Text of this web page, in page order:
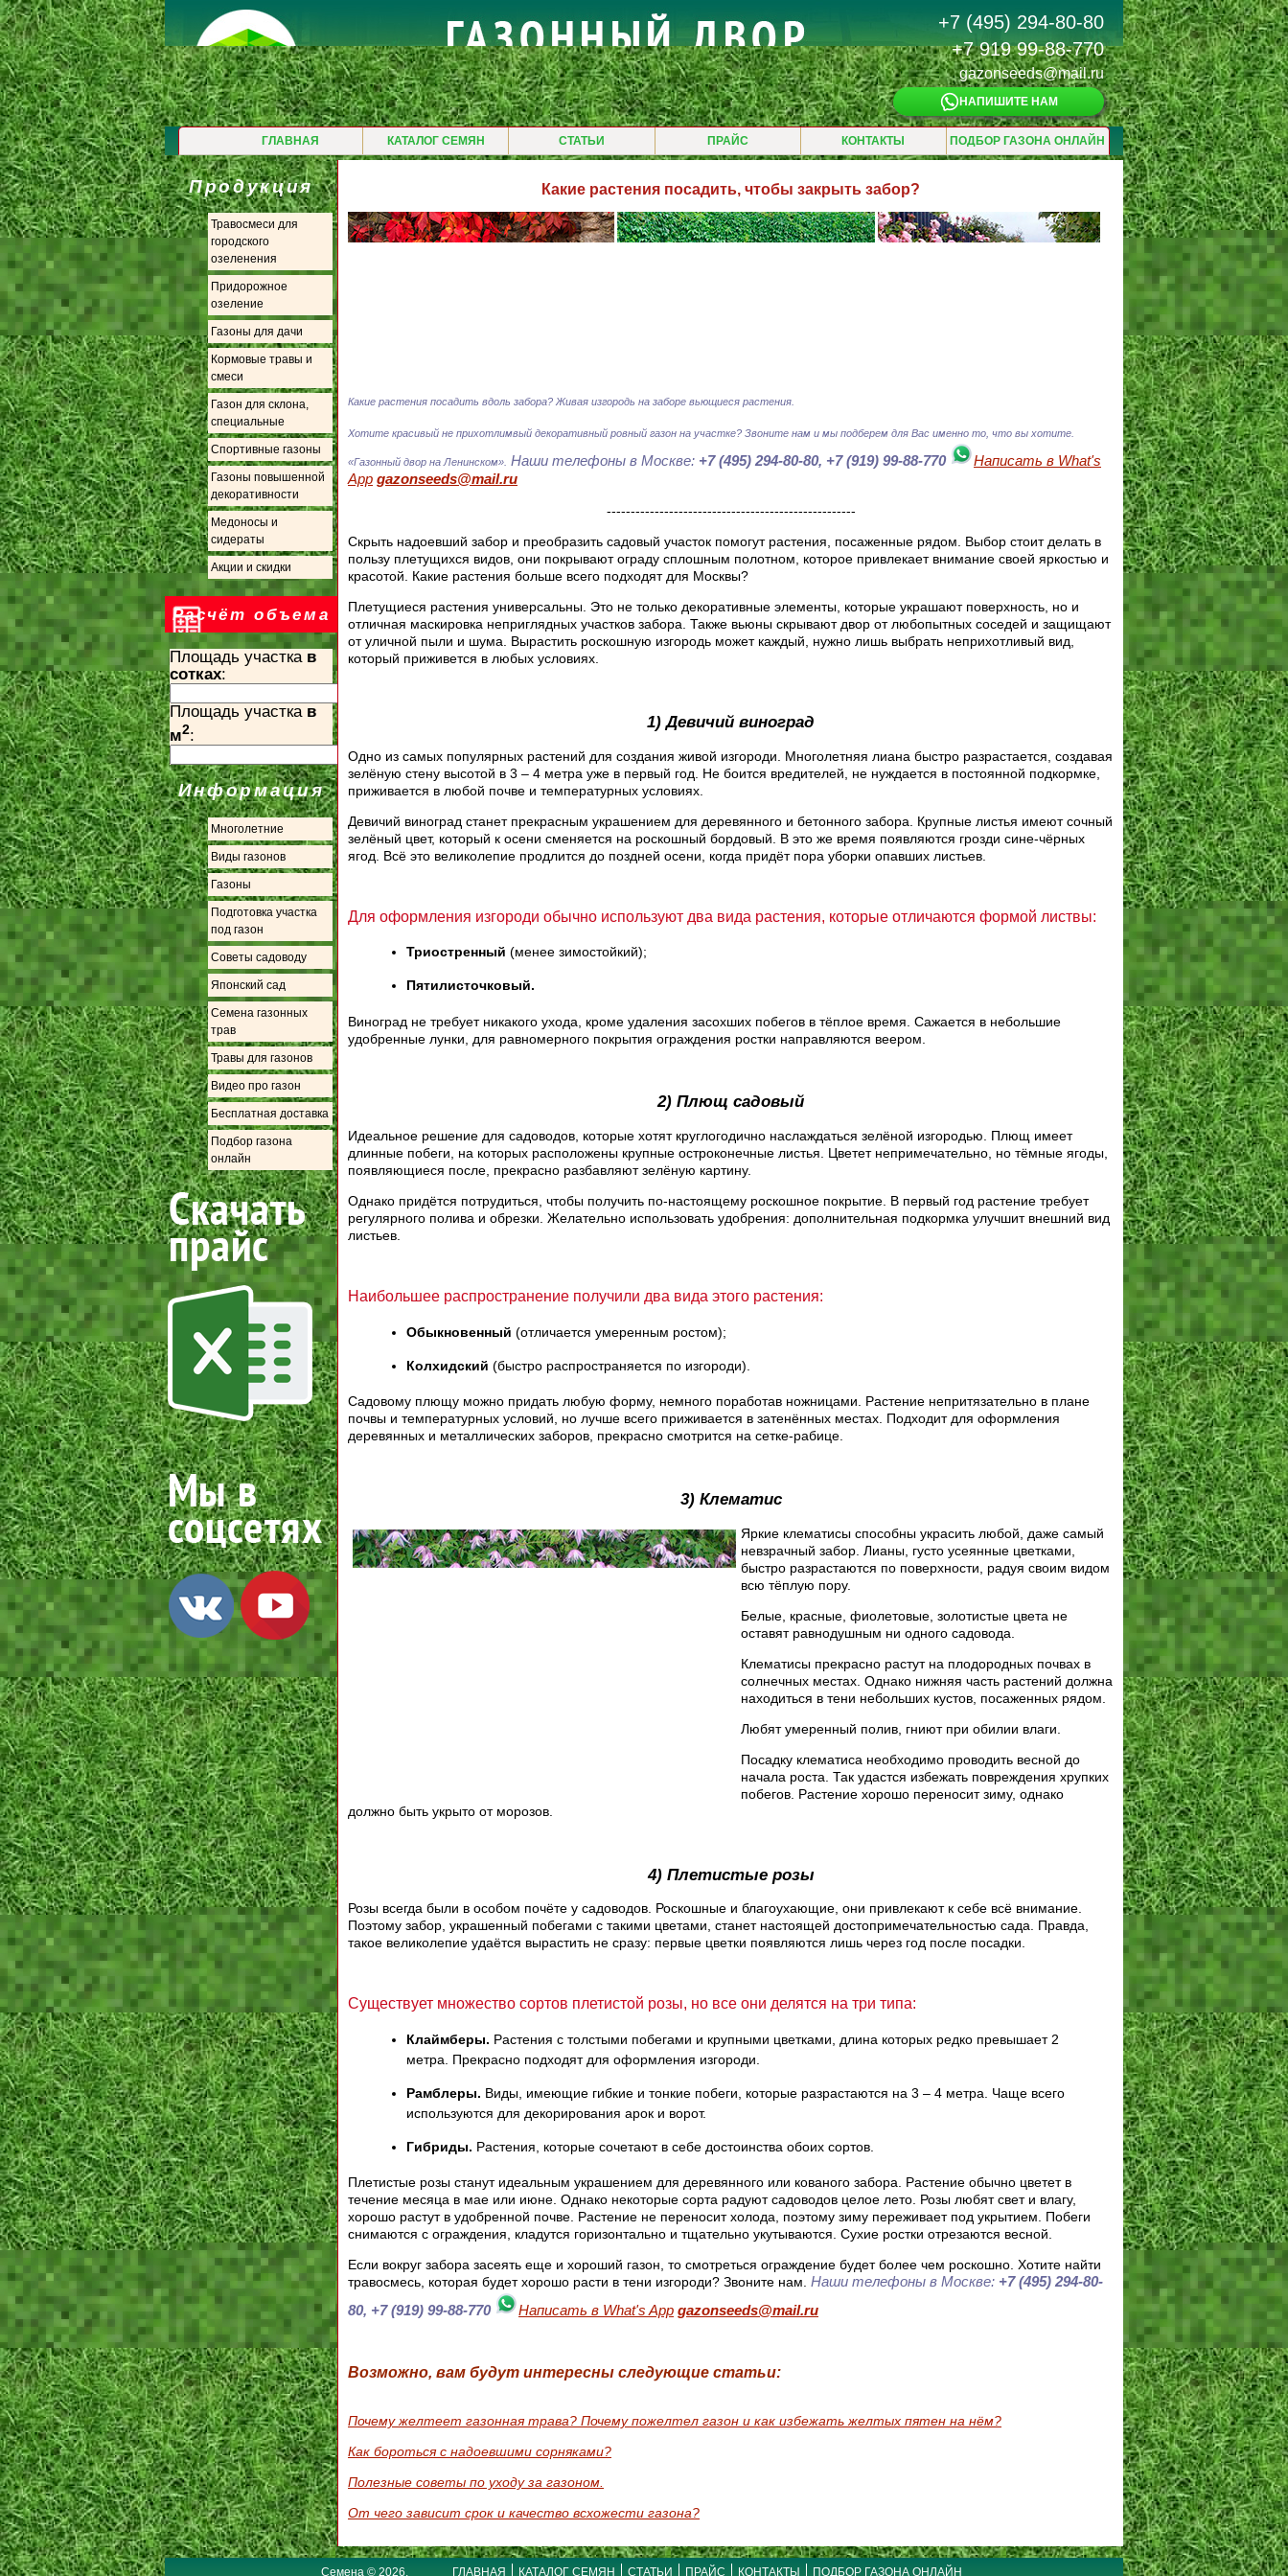
+7 (495) 294-80-80
+7 919 99-88-770
gazonseeds@mail.ru
НАПИШИТЕ НАМ
ГЛАВНАЯ КАТАЛОГ СЕМЯН СТАТЬИ ПРАЙС КОНТАКТЫ ПОДБОР ГАЗОНА ОНЛАЙН
Продукция
Травосмеси для
городского
озеленения
Придорожное
озеление
Газоны для дачи
Кормовые травы и
смеси
Газон для склона,
специальные
Спортивные газоны
Газоны повышенной
декоративности
Медоносы и
сидераты
Акции и скидки
Расчёт объема
Площадь участка в
сотках:
Площадь участка в
м2:
Информация
Многолетние
Виды газонов
Газоны
Подготовка участка
под газон
Советы садоводу
Японский сад
Семена газонных
трав
Травы для газонов
Видео про газон
Бесплатная доставка
Подбор газона
онлайн
Какие растения посадить, чтобы закрыть забор?
Какие растения посадить вдоль забора? Живая изгородь на заборе вьющиеся растения.
Хотите красивый не прихотлимвый декоративный ровный газон на участке? Звоните нам и мы подберем для Вас именно то, что вы хотите.
«Газонный двор на Ленинском». Наши телефоны в Москве: +7 (495) 294-80-80, +7 (919) 99-88-770
Написать в What's
App gazonseeds@mail.ru
----------------------------------------------------
Скрыть надоевший забор и преобразить садовый участок помогут растения, посаженные рядом. Выбор стоит делать в
пользу плетущихся видов, они покрывают ограду сплошным полотном, которое привлекает внимание своей яркостью и
красотой. Какие растения больше всего подходят для Москвы?
Плетущиеся растения универсальны. Это не только декоративные элементы, которые украшают поверхность, но и
отличная маскировка неприглядных участков забора. Также вьюны скрывают двор от любопытных соседей и защищают
от уличной пыли и шума. Вырастить роскошную изгородь может каждый, нужно лишь выбрать неприхотливый вид,
который приживется в любых условиях.
1) Девичий виноград
Одно из самых популярных растений для создания живой изгороди. Многолетняя лиана быстро разрастается, создавая
зелёную стену высотой в 3 – 4 метра уже в первый год. Не боится вредителей, не нуждается в постоянной подкормке,
приживается в любой почве и температурных условиях.
Девичий виноград станет прекрасным украшением для деревянного и бетонного забора. Крупные листья имеют сочный
зелёный цвет, который к осени сменяется на роскошный бордовый. В это же время появляются грозди сине-чёрных
ягод. Всё это великолепие продлится до поздней осени, когда придёт пора уборки опавших листьев.
Для оформления изгороди обычно используют два вида растения, которые отличаются формой листвы:
Триостренный (менее зимостойкий);
Пятилисточковый.
Виноград не требует никакого ухода, кроме удаления засохших побегов в тёплое время. Сажается в небольшие
удобренные лунки, для равномерного покрытия ограждения ростки направляются веером.
2) Плющ садовый
Идеальное решение для садоводов, которые хотят круглогодично наслаждаться зелёной изгородью. Плющ имеет
длинные побеги, на которых расположены крупные остроконечные листья. Цветет непримечательно, но тёмные ягоды,
появляющиеся после, прекрасно разбавляют зелёную картину.
Однако придётся потрудиться, чтобы получить по-настоящему роскошное покрытие. В первый год растение требует
регулярного полива и обрезки. Желательно использовать удобрения: дополнительная подкормка улучшит внешний вид
листьев.
Наибольшее распространение получили два вида этого растения:
Обыкновенный (отличается умеренным ростом);
Колхидский (быстро распространяется по изгороди).
Садовому плющу можно придать любую форму, немного поработав ножницами. Растение непритязательно в плане
почвы и температурных условий, но лучше всего приживается в затенённых местах. Подходит для оформления
деревянных и металлических заборов, прекрасно смотрится на сетке-рабице.
3) Клематис
Яркие клематисы способны украсить любой, даже самый
невзрачный забор. Лианы, густо усеянные цветками,
быстро разрастаются по поверхности, радуя своим видом
всю тёплую пору.
Белые, красные, фиолетовые, золотистые цвета не
оставят равнодушным ни одного садовода.
Клематисы прекрасно растут на плодородных почвах в
солнечных местах. Однако нижняя часть растений должна
находиться в тени небольших кустов, посаженных рядом.
Любят умеренный полив, гниют при обилии влаги.
Посадку клематиса необходимо проводить весной до
начала роста. Так удастся избежать повреждения хрупких
побегов. Растение хорошо переносит зиму, однако
должно быть укрыто от морозов.
4) Плетистые розы
Розы всегда были в особом почёте у садоводов. Роскошные и благоухающие, они привлекают к себе всё внимание.
Поэтому забор, украшенный побегами с такими цветами, станет настоящей достопримечательностью сада. Правда,
такое великолепие удаётся вырастить не сразу: первые цветки появляются лишь через год после посадки.
Существует множество сортов плетистой розы, но все они делятся на три типа:
Клаймберы. Растения с толстыми побегами и крупными цветками, длина которых редко превышает 2
метра. Прекрасно подходят для оформления изгороди.
Рамблеры. Виды, имеющие гибкие и тонкие побеги, которые разрастаются на 3 – 4 метра. Чаще всего
используются для декорирования арок и ворот.
Гибриды. Растения, которые сочетают в себе достоинства обоих сортов.
Плетистые розы станут идеальным украшением для деревянного или кованого забора. Растение обычно цветет в
течение месяца в мае или июне. Однако некоторые сорта радуют садоводов целое лето. Розы любят свет и влагу,
хорошо растут в удобренной почве. Растение не переносит холода, поэтому зиму переживает под укрытием. Побеги
снимаются с ограждения, кладутся горизонтально и тщательно укутываются. Сухие ростки отрезаются весной.
Если вокруг забора засеять еще и хороший газон, то смотреться ограждение будет более чем роскошно. Хотите найти
травосмесь, которая будет хорошо расти в тени изгороди? Звоните нам. Наши телефоны в Москве: +7 (495) 294-80-
80, +7 (919) 99-88-770
Написать в What's App gazonseeds@mail.ru
Возможно, вам будут интересны следующие статьи:
Почему желтеет газонная трава? Почему пожелтел газон и как избежать желтых пятен на нём?
Как бороться с надоевшими сорняками?
Полезные советы по уходу за газоном.
От чего зависит срок и качество всхожести газона?
Семена © 2026. ГЛАВНАЯ КАТАЛОГ СЕМЯН СТАТЬИ ПРАЙС КОНТАКТЫ ПОДБОР ГАЗОНА ОНЛАЙН